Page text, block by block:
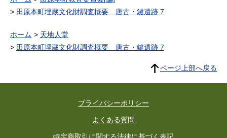
田原本町埋蔵文化財調査概要 唐古・鍵遺跡 7
ホーム
天地人堂
田原本町埋蔵文化財調査概要 唐古・鍵遺跡 7
ページ上部へ戻る
プライバシーポリシー
よくある質問